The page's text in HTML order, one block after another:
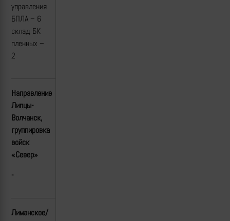
управления
БПЛА – 6
склад БК
пленных –
2
Направление
Липцы-
Волчанск,
группировка
войск
«Север»
-
Лиманское/